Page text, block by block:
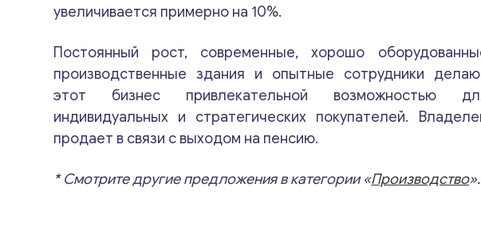
Ваши
увеличивается примерно на 10%.
Постоянный рост, современные, хорошо
производственные здания и опытные сотрудники
этот бизнес привлекательной возможностью
индивидуальных и стратегических покупателей.
продает в связи с выходом на пенсию.
* Смотрите другие предложения в категории «Производство».